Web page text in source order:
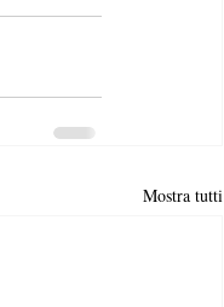
Mostra tutti